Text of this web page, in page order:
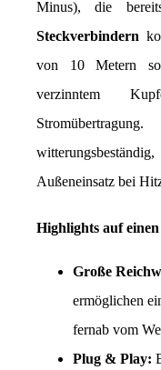
Minus), die
Steckverbindern
von 10 Metern
verzinntem
Außeneinsatz bei
Highlights auf
Große
ermöglichen
fernab vom
Plug & Play: